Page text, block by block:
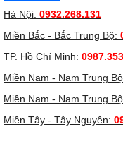
Hà Nội: 0932.268.131
Miền Bắc - Bắc Trung Bộ:
TP. Hồ Chí Minh:
Miền Nam - Nam Trung
Miền Nam - Nam Trung
Miền Tây - Tây Nguyên: